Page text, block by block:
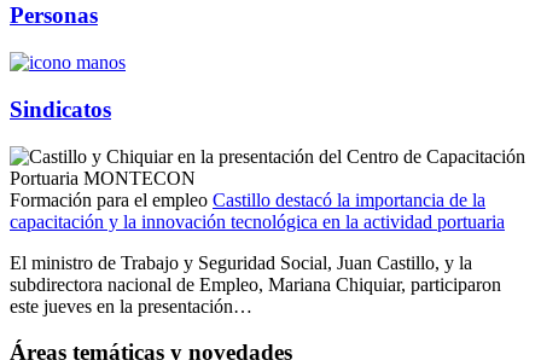
Personas
Sindicatos
Formación para el empleo Castillo destacó la importancia de la
capacitación y la innovación tecnológica en la actividad portuaria
El ministro de Trabajo y Seguridad Social, Juan Castillo, y la
subdirectora nacional de Empleo, Mariana Chiquiar, participaron
este jueves en la presentación…
Áreas temáticas y novedades